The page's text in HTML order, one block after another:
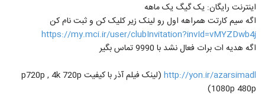
اینترنت رایگان: یک گیگ یک ماهه
اگه سیم کارتت همراهه اول رو لینک زیر کلیک کن و ثبت نام کن
https://my.mci.ir/user/clubInvitation?invId=vMYZDwb4j
اگه هدیه ات برات فعال نشد با 9990 تماس بگیر
http://yon.ir/azarsimadl
(لینک فیلم آذر با کیفیت p720p , 4k 720p
1080p 480p)